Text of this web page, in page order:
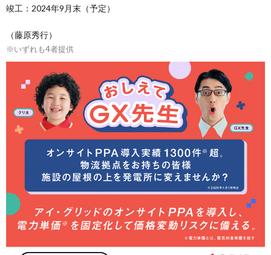
竣工：2024年9月末（予定）
（藤原秀行）
※いずれも4者提供